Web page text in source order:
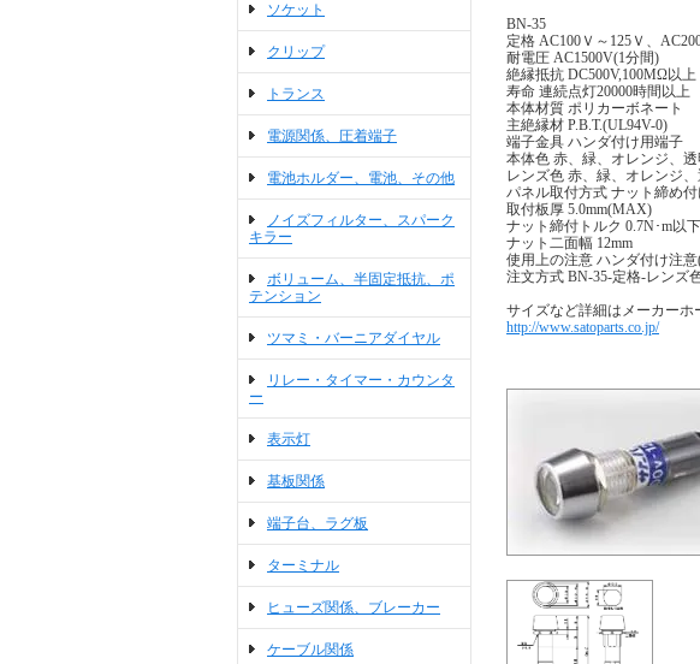
ソケット
クリップ
トランス
電源関係、圧着端子
電池ホルダー、電池、その他
ノイズフィルター、スパーク
キラー
ボリューム、半固定抵抗、ポ
テンション
ツマミ・バーニアダイヤル
リレー・タイマー・カウンタ
ー
表示灯
基板関係
端子台、ラグ板
ターミナル
ヒューズ関係、ブレーカー
ケーブル関係
BN-35
定格 AC100Ｖ～125Ｖ、
耐電圧 AC1500V(1分間)
絶縁抵抗 DC500V,100MΩ以上
寿命 連続点灯20000時間以上
本体材質 ポリカーボネート
主絶縁材 P.B.T.(UL94V-0)
端子金具 ハンダ付け用端子
本体色 赤、緑、オレンジ、透
レンズ色 赤、緑、オレンジ、
パネル取付方式 ナット締め付
取付板厚 5.0mm(MAX)
ナット締付トルク 0.7N･m以下
ナット二面幅 12mm
使用上の注意 ハンダ付け注
注文方式 BN-35-定格-レンズ
サイズなど詳細はメーカーホ
http://www.satoparts.co.jp/